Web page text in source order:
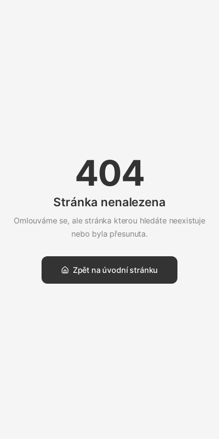
404
Stránka nenalezena
Omlouváme se, ale stránka kterou hledáte neexistuje
nebo byla přesunuta.
Zpět na úvodní stránku